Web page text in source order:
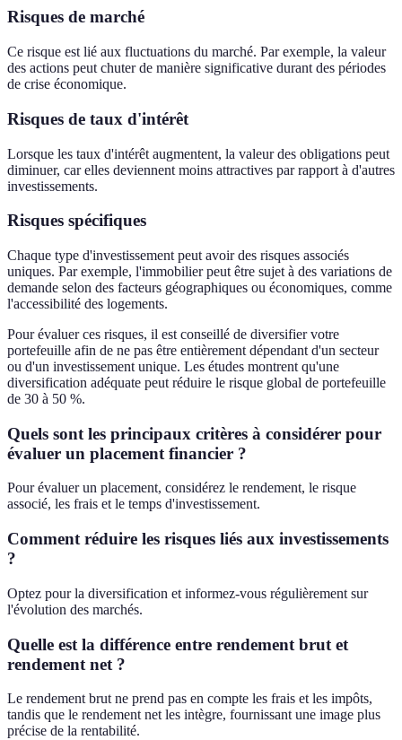
Risques de marché
Ce risque est lié aux fluctuations du marché. Par exemple, la valeur
des actions peut chuter de manière significative durant des périodes
de crise économique.
Risques de taux d'intérêt
Lorsque les taux d'intérêt augmentent, la valeur des obligations peut
diminuer, car elles deviennent moins attractives par rapport à d'autres
investissements.
Risques spécifiques
Chaque type d'investissement peut avoir des risques associés
uniques. Par exemple, l'immobilier peut être sujet à des variations de
demande selon des facteurs géographiques ou économiques, comme
l'accessibilité des logements.
Pour évaluer ces risques, il est conseillé de diversifier votre
portefeuille afin de ne pas être entièrement dépendant d'un secteur
ou d'un investissement unique. Les études montrent qu'une
diversification adéquate peut réduire le risque global de portefeuille
de 30 à 50 %.
Quels sont les principaux critères à considérer pour
évaluer un placement financier ?
Pour évaluer un placement, considérez le rendement, le risque
associé, les frais et le temps d'investissement.
Comment réduire les risques liés aux investissements
?
Optez pour la diversification et informez-vous régulièrement sur
l'évolution des marchés.
Quelle est la différence entre rendement brut et
rendement net ?
Le rendement brut ne prend pas en compte les frais et les impôts,
tandis que le rendement net les intègre, fournissant une image plus
précise de la rentabilité.